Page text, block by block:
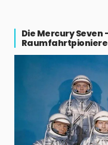
Die Mercury Seven
Raumfahrtpioniere